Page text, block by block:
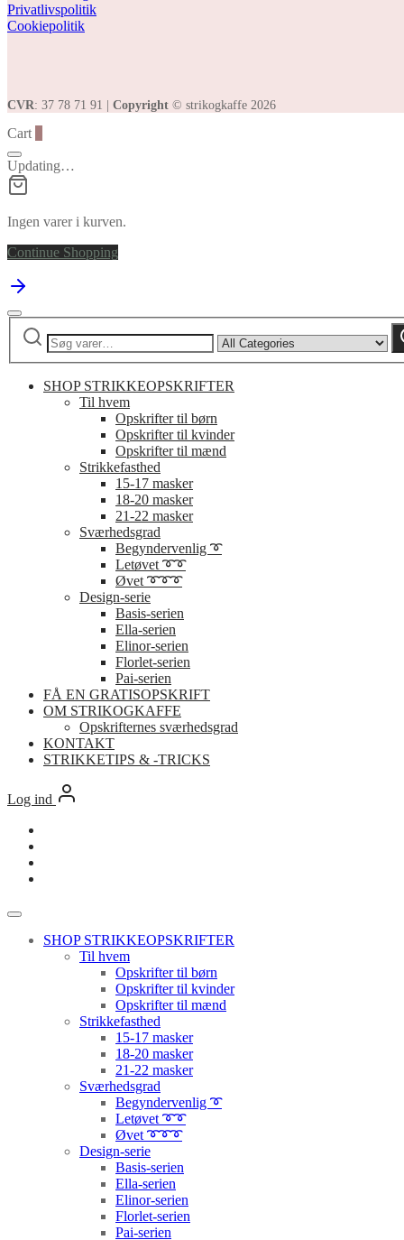
Privatlivspolitik
Cookiepolitik
CVR: 37 78 71 91 | Copyright © strikogkaffe 2026
Cart
Updating…
Ingen varer i kurven.
Continue Shopping
Søg
efter:
by
category:
SHOP STRIKKEOPSKRIFTER
Til hvem
Opskrifter til børn
Opskrifter til kvinder
Opskrifter til mænd
Strikkefasthed
15-17 masker
18-20 masker
21-22 masker
Sværhedsgrad
Begyndervenlig ➰
Letøvet ➰➰
Øvet ➰➰➰
Design-serie
Basis-serien
Ella-serien
Elinor-serien
Florlet-serien
Pai-serien
FÅ EN GRATISOPSKRIFT
OM STRIKOGKAFFE
Opskrifternes sværhedsgrad
KONTAKT
STRIKKETIPS & -TRICKS
Log ind
SHOP STRIKKEOPSKRIFTER
Til hvem
Opskrifter til børn
Opskrifter til kvinder
Opskrifter til mænd
Strikkefasthed
15-17 masker
18-20 masker
21-22 masker
Sværhedsgrad
Begyndervenlig ➰
Letøvet ➰➰
Øvet ➰➰➰
Design-serie
Basis-serien
Ella-serien
Elinor-serien
Florlet-serien
Pai-serien